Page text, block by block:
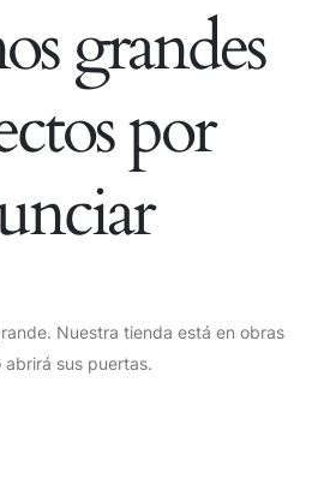
grandes
por
Nuestra tienda está en obras
sus puertas.